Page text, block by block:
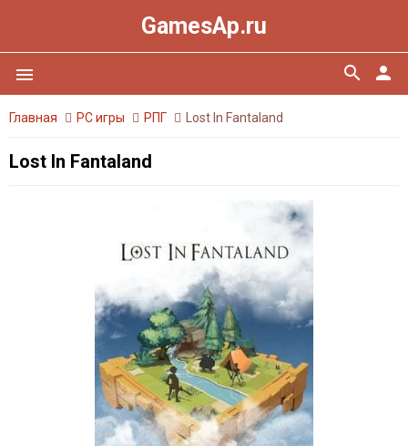
GamesAp.ru
menu person
search
Главная PC игры РПГ Lost In Fantaland
Lost In Fantaland